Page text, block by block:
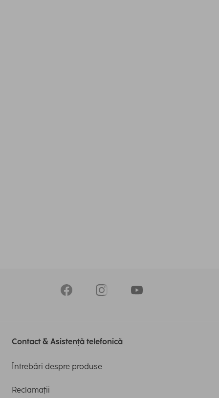
Contact & Asistență telefonică
Întrebări despre produse
Reclamații